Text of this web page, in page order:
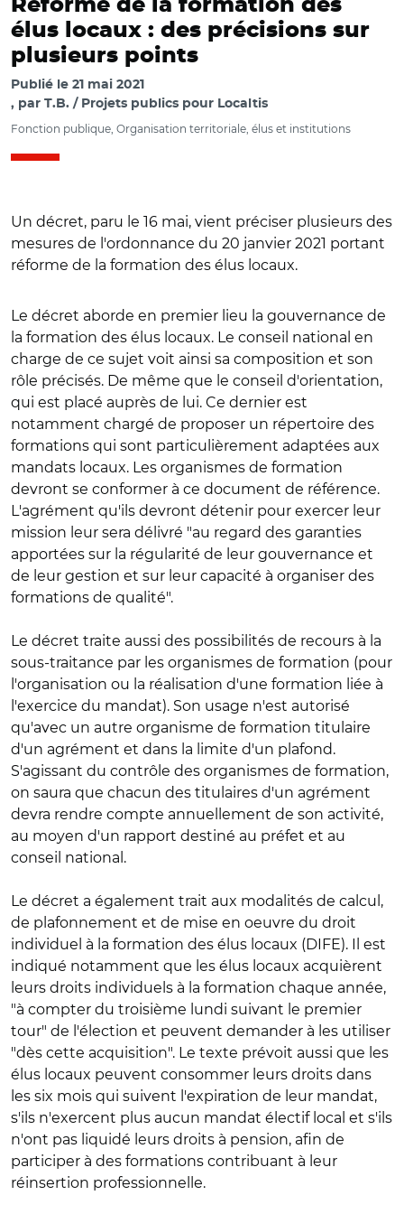
Réforme de la formation des
élus locaux : des précisions sur
plusieurs points
Publié le 21 mai 2021
par T.B. / Projets publics pour Localtis
Fonction publique, Organisation territoriale, élus et institutions
Un décret, paru le 16 mai, vient préciser plusieurs des
mesures de l'ordonnance du 20 janvier 2021 portant
réforme de la formation des élus locaux.
Le décret aborde en premier lieu la gouvernance de
la formation des élus locaux. Le conseil national en
charge de ce sujet voit ainsi sa composition et son
rôle précisés. De même que le conseil d'orientation,
qui est placé auprès de lui. Ce dernier est
notamment chargé de proposer un répertoire des
formations qui sont particulièrement adaptées aux
mandats locaux. Les organismes de formation
devront se conformer à ce document de référence.
L'agrément qu'ils devront détenir pour exercer leur
mission leur sera délivré "au regard des garanties
apportées sur la régularité de leur gouvernance et
de leur gestion et sur leur capacité à organiser des
formations de qualité".
Le décret traite aussi des possibilités de recours à la
sous-traitance par les organismes de formation (pour
l'organisation ou la réalisation d'une formation liée à
l'exercice du mandat). Son usage n'est autorisé
qu'avec un autre organisme de formation titulaire
d'un agrément et dans la limite d'un plafond.
S'agissant du contrôle des organismes de formation,
on saura que chacun des titulaires d'un agrément
devra rendre compte annuellement de son activité,
au moyen d'un rapport destiné au préfet et au
conseil national.
Le décret a également trait aux modalités de calcul,
de plafonnement et de mise en oeuvre du droit
individuel à la formation des élus locaux (DIFE). Il est
indiqué notamment que les élus locaux acquièrent
leurs droits individuels à la formation chaque année,
"à compter du troisième lundi suivant le premier
tour" de l'élection et peuvent demander à les utiliser
"dès cette acquisition". Le texte prévoit aussi que les
élus locaux peuvent consommer leurs droits dans
les six mois qui suivent l'expiration de leur mandat,
s'ils n'exercent plus aucun mandat électif local et s'ils
n'ont pas liquidé leurs droits à pension, afin de
participer à des formations contribuant à leur
réinsertion professionnelle.